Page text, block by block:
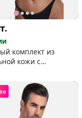
т.
комплект из
кожи с